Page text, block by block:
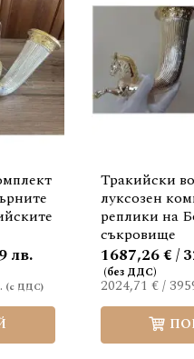
лв.
Тракийски
луксозен
реплики на
съкровище
2024,71 €/
1687,26 € /